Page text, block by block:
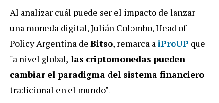
Al analizar cuál puede ser el impacto de lanzar
una moneda digital, Julián Colombo, Head of
Policy Argentina de Bitso, remarca aiProUP que
"a nivel global, las criptomonedas pueden
cambiar el paradigma del sistema financiero
tradicional en el mundo".